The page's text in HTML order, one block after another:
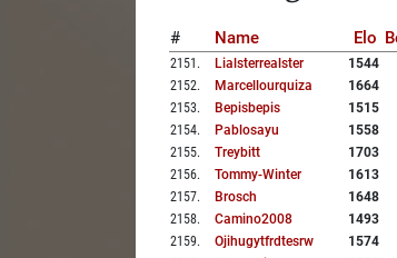
# Name Elo
2151 . Lialsterrealster 1544
2152. Marcellourquiza 1664
2153. Bepisbepis 1515
2154. Pablosayu 1558
2155. Treybitt 1703
2156. Tommy-Winter 1613
2157. Brosch 1648
2158. Camino2008 1493
2159. Ojihugytfrdtesrw 1574